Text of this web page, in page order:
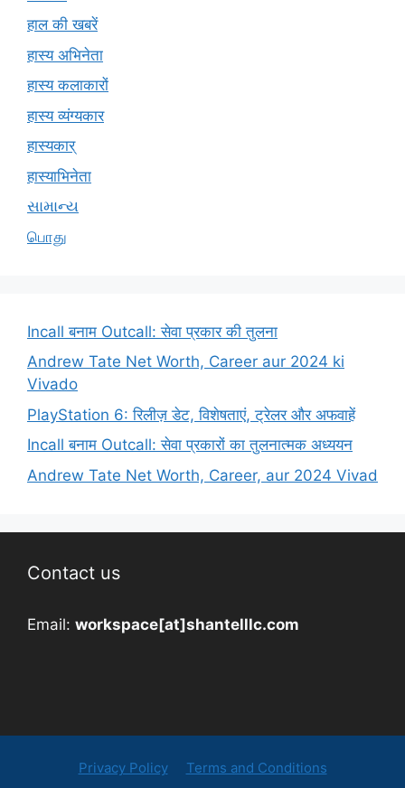
हाल की खबरें
हास्य अभिनेता
हास्य कलाकारों
हास्य व्यंग्यकार
हास्यकार्
हास्याभिनेता
સામાન્ય
பொது
Incall बनाम Outcall: सेवा प्रकार की तुलना
Andrew Tate Net Worth, Career aur 2024 ki
Vivado
PlayStation 6: रिलीज़ डेट, विशेषताएं, ट्रेलर और अफवाहें
Incall बनाम Outcall: सेवा प्रकारों का तुलनात्मक अध्ययन
Andrew Tate Net Worth, Career, aur 2024 Vivad
Contact us
Email: workspace[at]shantelllc.com
Privacy Policy
Terms and Conditions